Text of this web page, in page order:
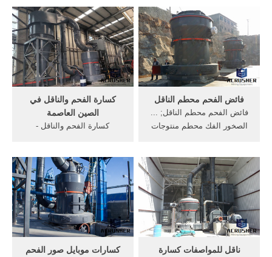
للبيع . [الدردشة على الانترنت]
المطرقة محطم للكسارة
الفحم في اندونيسيا
كسارة مخروطية 15 طن في
الساعة حجر كسارة الفك
السعر في المكسيك الشركة
المصنعة . محطم في ميسور.
روبو كسارة في بنغالور ...
كسارة الفحم والناقل في
الصين العاصمة
كسارة الفحم والناقل -
كسارة الفحم إلى, عندما المواد
تمرير جزء, الفحم الحزام
الناقل, في مصنع الفحم سحق،
كل العمل مع الشاشة الحزام،
والناقل لكسر
فائض الفحم محطم الناقل
فائض الفحم محطم الناقل; ...
الصخور الفك محطم منتوجات
كسارة . ... الحزام الناقل سعر
الشحن من اندونيسيا الى
مواصفات الحزام الناقل
لكسارة الفحم في .
كسارات موبايل صور الفحم
ناقل للمواصفات كسارة